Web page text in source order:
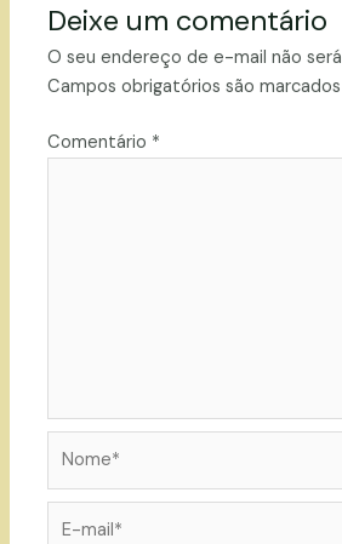
Deixe um comentário
O seu endereço de e-mail não
Campos obrigatórios são
Comentário *